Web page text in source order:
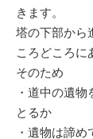
きます。
塔の下部から
ころどころに
そのため
・道中の遺
とるか
・遺物は諦